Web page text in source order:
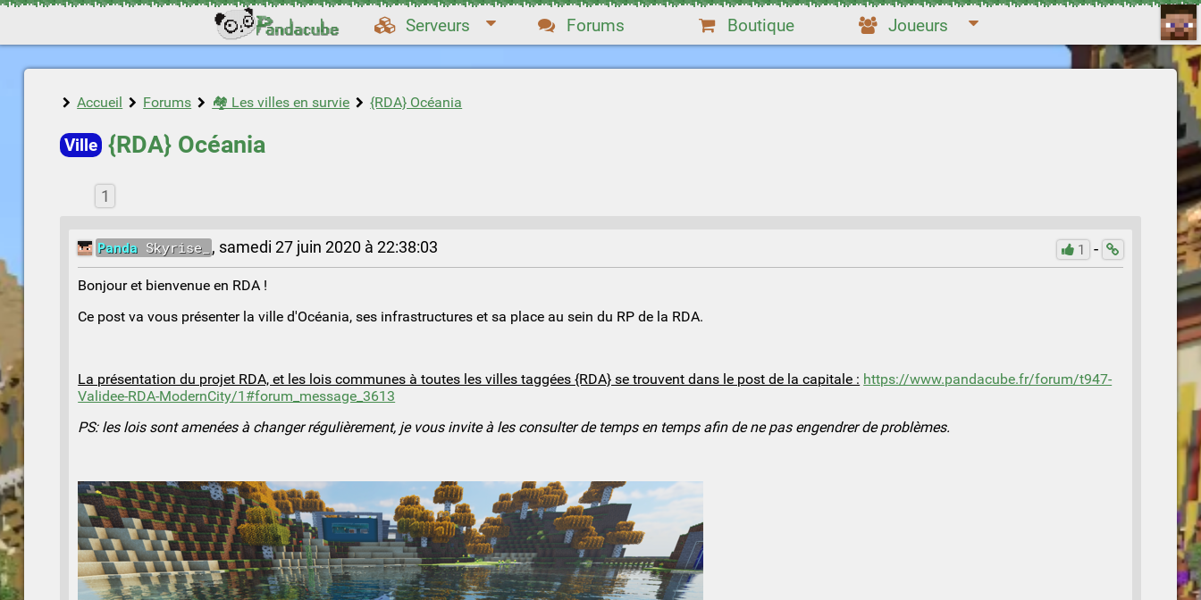
Serveurs Forums Boutique Joueurs
Accueil Forums 🏘️ Les villes en survie {RDA} Océania
Ville {RDA} Océania
1
Panda Skyrise_ , samedi 27 juin 2020 à 22:38:03 1 -
Bonjour et bienvenue en RDA !
Ce post va vous présenter la ville d'Océania, ses infrastructures et sa place au sein du RP de la RDA.
La présentation du projet RDA, et les lois communes à toutes les villes taggées {RDA} se trouvent dans le post de la capitale : https://www.pandacube.fr/forum/t947-
Validee-RDA-ModernCity/1#forum_message_3613
PS: les lois sont amenées à changer régulièrement, je vous invite à les consulter de temps en temps afin de ne pas engendrer de problèmes.